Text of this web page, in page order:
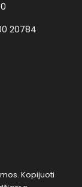
20784
Kopijuoti